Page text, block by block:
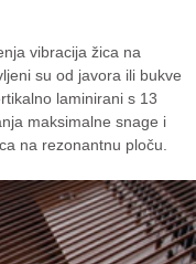
vibracija žica na
su od javora ili bukve
laminirani s 13
maksimalne snage i
na rezonantnu ploču.